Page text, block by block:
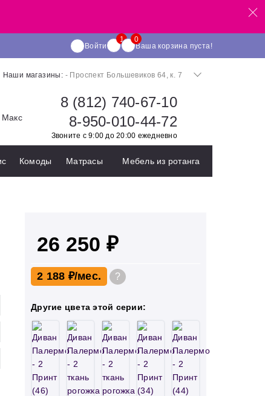
Войти Ваша корзина пуста!
Наши магазины: - Проспект Большевиков 64, к. 7
Макс
8 (812) 740-67-10
8-950-010-44-72
Звоните с 9:00 до 20:00 ежедневно
Комоды Матрасы Мебель из ротанга
26 250 ₽
2 188 ₽ ?
Другие цвета этой серии: